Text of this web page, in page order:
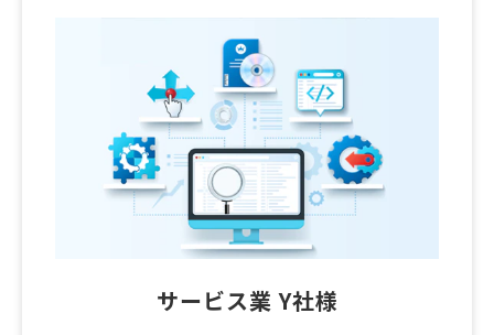
サービス業 Y社様